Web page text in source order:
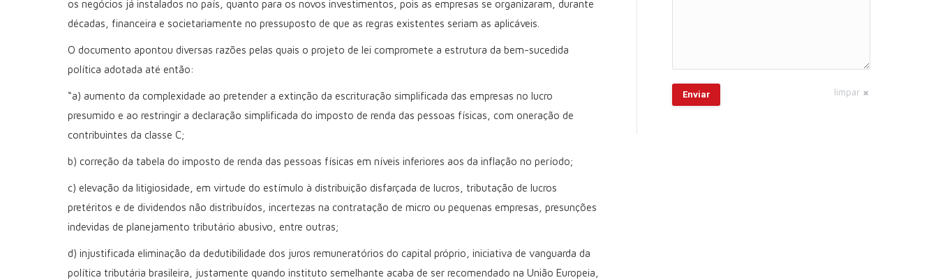
os negócios já instalados no país, quanto para os novos investimentos, pois as empresas se organizaram, durante
décadas, financeira e societariamente no pressuposto de que as regras existentes seriam as aplicáveis.
O documento apontou diversas razões pelas quais o projeto de lei compromete a estrutura da bem-sucedida
política adotada até então:
“a) aumento da complexidade ao pretender a extinção da escrituração simplificada das empresas no lucro
presumido e ao restringir a declaração simplificada do imposto de renda das pessoas físicas, com oneração de
contribuintes da classe C;
b) correção da tabela do imposto de renda das pessoas físicas em níveis inferiores aos da inflação no período;
c) elevação da litigiosidade, em virtude do estímulo à distribuição disfarçada de lucros, tributação de lucros
pretéritos e de dividendos não distribuídos, incertezas na contratação de micro ou pequenas empresas, presunções
indevidas de planejamento tributário abusivo, entre outras;
d) injustificada eliminação da dedutibilidade dos juros remuneratórios do capital próprio, iniciativa de vanguarda da
política tributária brasileira, justamente quando instituto semelhante acaba de ser recomendado na União Europeia,
Enviar limpar